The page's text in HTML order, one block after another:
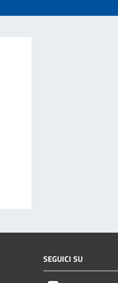
SEGUICI SU